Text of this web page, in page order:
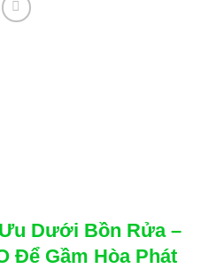
Dưới Bồn Rửa –
Để Gầm Hòa Phát